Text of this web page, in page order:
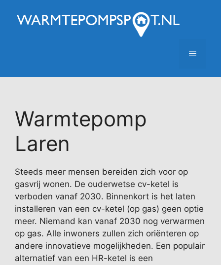
naar
Menu
Warmtepomp
Laren
Steeds meer mensen bereiden zich voor op
gasvrij wonen. De ouderwetse cv-ketel is
verboden vanaf 2030. Binnenkort is het laten
installeren van een cv-ketel (op gas) geen optie
meer. Niemand kan vanaf 2030 nog verwarmen
op gas. Alle inwoners zullen zich oriënteren op
andere innovatieve mogelijkheden. Een populair
alternatief van een HR-ketel is een